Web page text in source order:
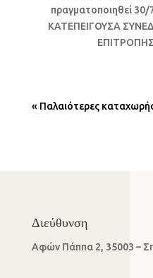
πραγματοποιηθεί
ΚΑΤΕΠΕΙΓΟΥΣΑ
« Παλαιότερες
Διεύθυνση
Αφών Πάππα 2, 35003 –